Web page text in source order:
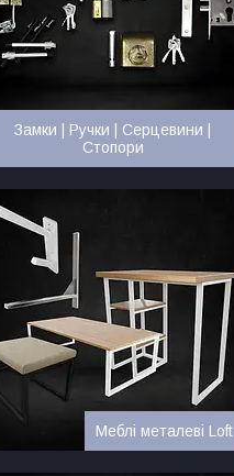
Замки | Ручки | Серцевини |
Стопори
Меблі металеві Loft